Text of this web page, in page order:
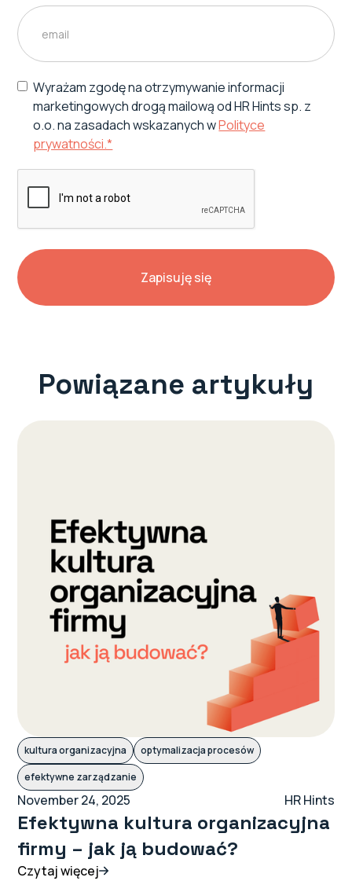
Wyrażam zgodę na otrzymywanie informacji
marketingowych drogą mailową od HR Hints sp. z
o.o. na zasadach wskazanych wPolityce
prywatności.*
Powiązane artykuły
kultura organizacyjna
optymalizacja procesów
efektywne zarządzanie
November 24, 2025 HR Hints
Efektywna kultura organizacyjna
firmy – jak ją budować?
Czytaj więcej